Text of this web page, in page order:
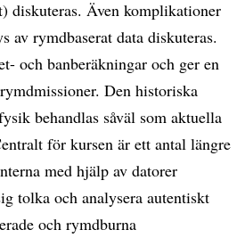
diskuteras. Även komplikationer
av rymdbaserat data diskuteras.
och banberäkningar och ger en
Den historiska
behandlas såväl som aktuella
för kursen är ett antal längre
med hjälp av datorer
tolka och analysera autentiskt
och rymdburna